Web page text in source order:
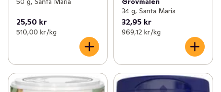
25,50 kr
510,00 kr /kg
34 g, Santa Maria
32,95 kr
969,12 kr /kg